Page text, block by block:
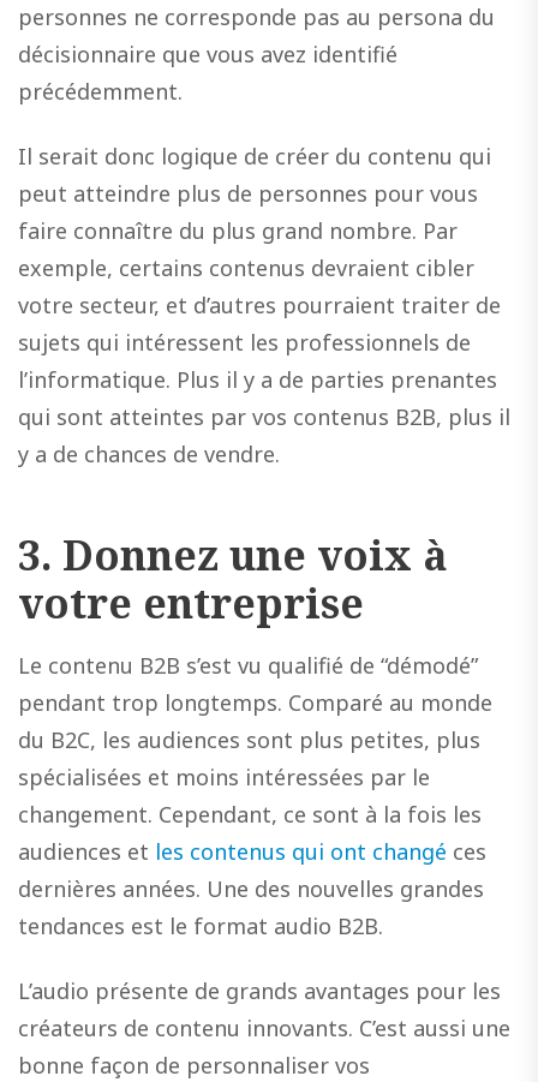
personnes ne corresponde pas au persona du
décisionnaire que vous avez identifié
précédemment.
Il serait donc logique de créer du contenu qui
peut atteindre plus de personnes pour vous
faire connaître du plus grand nombre. Par
exemple, certains contenus devraient cibler
votre secteur, et d’autres pourraient traiter de
sujets qui intéressent les professionnels de
l’informatique. Plus il y a de parties prenantes
qui sont atteintes par vos contenus B2B, plus il
y a de chances de vendre.
3. Donnez une voix à
votre entreprise
Le contenu B2B s’est vu qualifié de “démodé”
pendant trop longtemps. Comparé au monde
du B2C, les audiences sont plus petites, plus
spécialisées et moins intéressées par le
changement. Cependant, ce sont à la fois les
audiences et les contenus qui ont changé ces
dernières années. Une des nouvelles grandes
tendances est le format audio B2B.
L’audio présente de grands avantages pour les
créateurs de contenu innovants. C’est aussi une
bonne façon de personnaliser vos